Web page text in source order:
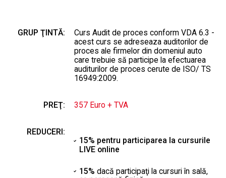
GRUP ŢINTĂ:
Curs Audit de proces conform VDA 6.3 -
acest curs se adreseaza auditorilor de
proces ale firmelor din domeniul auto
care trebuie să participe la efectuarea
auditurilor de proces cerute de ISO/ TS
16949:2009.
PREŢ: 357 Euro + TVA
REDUCERI:
15% pentru participarea la cursurile
LIVE online
15% dacă participaţi la cursuri în sală,